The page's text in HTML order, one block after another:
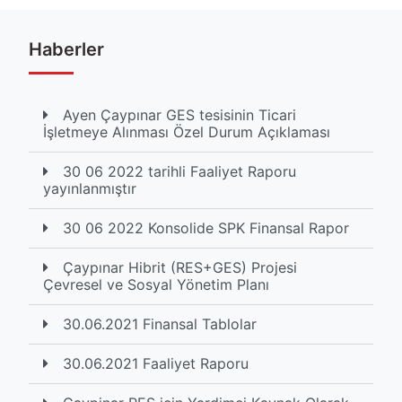
Haberler
Ayen Çaypınar GES tesisinin Ticari
İşletmeye Alınması Özel Durum Açıklaması
30 06 2022 tarihli Faaliyet Raporu
yayınlanmıştır
30 06 2022 Konsolide SPK Finansal Rapor
Çaypınar Hibrit (RES+GES) Projesi
Çevresel ve Sosyal Yönetim Planı
30.06.2021 Finansal Tablolar
30.06.2021 Faaliyet Raporu